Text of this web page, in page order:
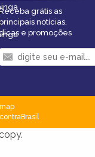
grátis as
notícias,
e promoções